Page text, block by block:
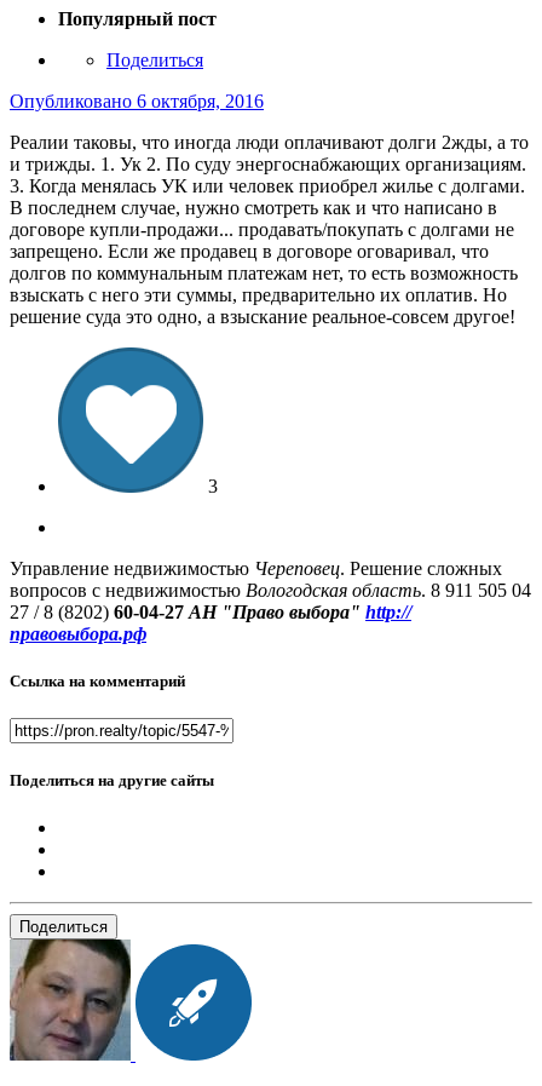
Популярный пост
Поделиться
Опубликовано 6 октября, 2016
Реалии таковы, что иногда люди оплачивают долги 2жды, а то
и трижды. 1. Ук 2. По суду энергоснабжающих организациям.
3. Когда менялась УК или человек приобрел жилье с долгами.
В последнем случае, нужно смотреть как и что написано в
договоре купли-продажи... продавать/покупать с долгами не
запрещено. Если же продавец в договоре оговаривал, что
долгов по коммунальным платежам нет, то есть возможность
взыскать с него эти суммы, предварительно их оплатив. Но
решение суда это одно, а взыскание реальное-совсем другое!
3
Управление недвижимостью Череповец. Решение сложных
вопросов с недвижимостью Вологодская область. 8 911 505 04
27 / 8 (8202) 60-04-27 АН "Право выбора" http://
правовыбора.рф
Ссылка на комментарий
Поделиться на другие сайты
Поделиться